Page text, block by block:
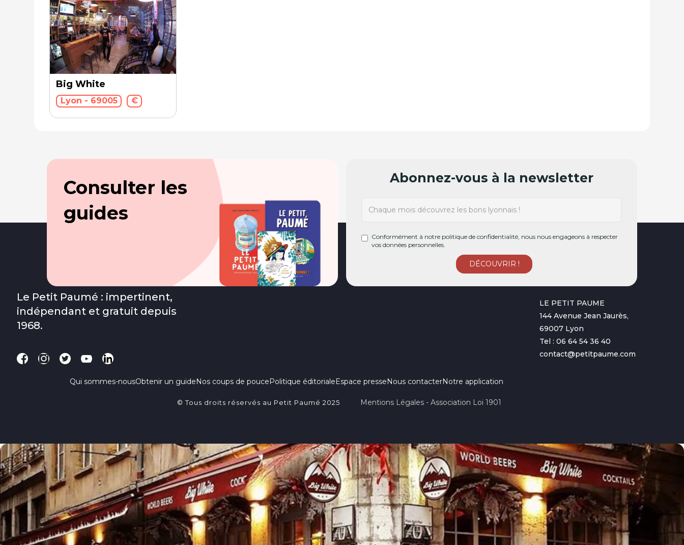
Big White
Lyon - 69005 €
Consulter les
guides
Abonnez-vous à la newsletter
Conformément à notre politique de confidentialité, nous nous engageons à respecter
vos données personnelles.
Le Petit Paumé : impertinent,
indépendant et gratuit depuis
1968.
Qui sommes-nousObtenir un guideNos coups de poucePolitique éditorialeEspace presseNous contacterNotre application
LE PETIT PAUME
144 Avenue Jean Jaurès,
69007 Lyon
Tel : 06 64 54 36 40
contact@petitpaume.com
© Tous droits réservés au Petit Paumé 2025 Mentions Légales - Association Loi 1901